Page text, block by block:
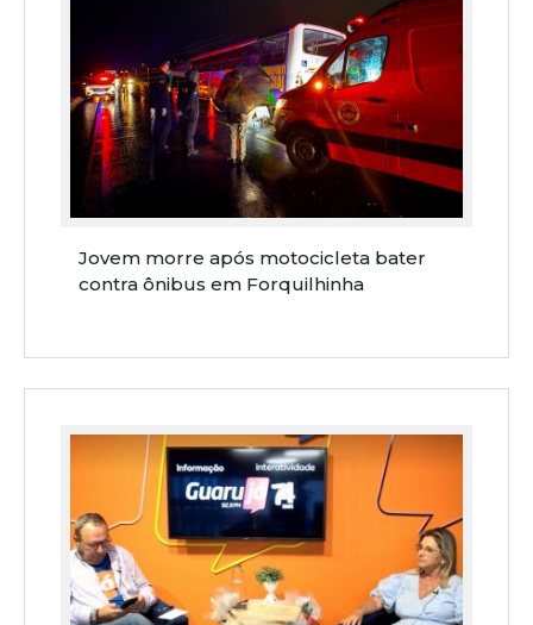
Jovem morre após motocicleta bater
contra ônibus em Forquilhinha